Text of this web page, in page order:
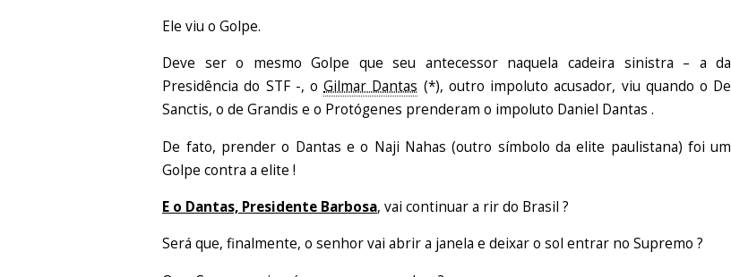
Ele viu o Golpe.
Deve ser o mesmo Golpe que seu antecessor naquela cadeira sinistra – a da
Presidência do STF -, oGilmar Dantas (*), outro impoluto acusador, viu quando o De
Sanctis, o de Grandis e o Protógenes prenderam o impoluto Daniel Dantas .
De fato, prender o Dantas e o Naji Nahas (outro símbolo da elite paulistana) foi um
Golpe contra a elite !
E o Dantas, Presidente Barbosa, vai continuar a rir do Brasil ?
Será que, finalmente, o senhor vai abrir a janela e deixar o sol entrar no Supremo ?